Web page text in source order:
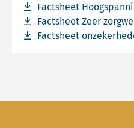
Factsheet
Download bestand
Factsheet Zeer
Download bestand
Factsheet
Download bestand